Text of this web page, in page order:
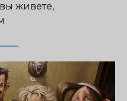
живете,